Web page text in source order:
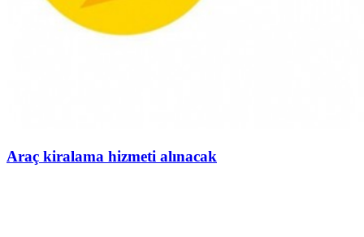
Araç kiralama hizmeti alınacak